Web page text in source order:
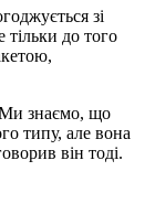
зі
тільки до того
Ми знаємо, що
типу, але вона
він тоді.